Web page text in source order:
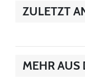
ZULETZT
MEHR AUS